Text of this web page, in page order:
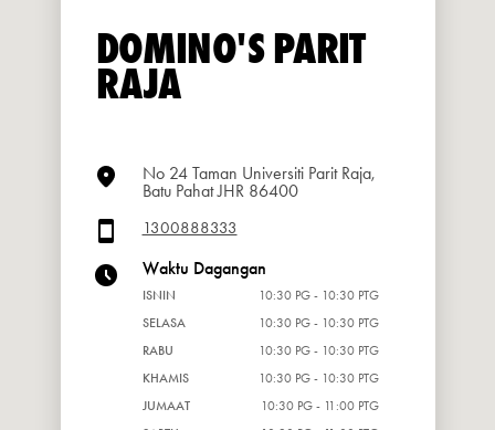
DOMINO'S PARIT
RAJA
No 24 Taman Universiti Parit Raja,
Batu Pahat JHR 86400
1300888333
Waktu Dagangan
ISNIN
10:30 PG - 10:30 PTG
SELASA
10:30 PG - 10:30 PTG
RABU
10:30 PG - 10:30 PTG
KHAMIS
10:30 PG - 10:30 PTG
JUMAAT
10:30 PG - 11:00 PTG